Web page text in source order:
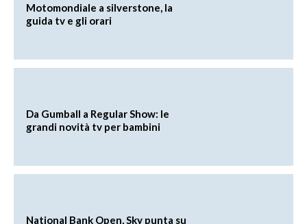
Motomondiale a silverstone, la
guida tv e gli orari
Da Gumball a Regular Show: le
grandi novità tv per bambini
National Bank Open, Sky punta su